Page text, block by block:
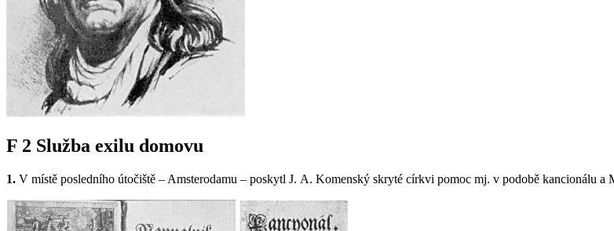
F 2 Služba exilu domovu
1. V místě posledního útočiště – Amsterodamu – poskytl J. A. Komenský skryté církvi pomoc mj. v podobě kancionálu a